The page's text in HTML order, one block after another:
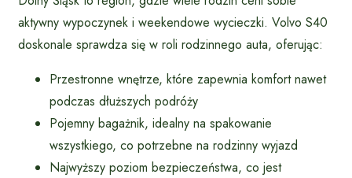
aktywny wypoczynek i weekendowe wycieczki. Volvo S40
doskonale sprawdza się w roli rodzinnego auta, oferując:
Przestronne wnętrze, które zapewnia komfort nawet
podczas dłuższych podróży
Pojemny bagażnik, idealny na spakowanie
wszystkiego, co potrzebne na rodzinny wyjazd
Najwyższy poziom bezpieczeństwa, co jest